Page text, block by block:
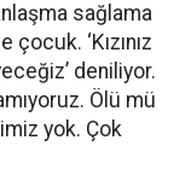
sağlama
‘Kızınız
deniliyor.
Ölü mü
yok. Çok